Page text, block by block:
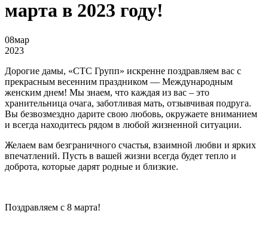
марта в 2023 году!
08мар
2023
Дорогие дамы, «СТС Групп» искренне поздравляем вас с
прекрасным весенним праздником — Международным
женским днем! Мы знаем, что каждая из вас – это
хранительница очага, заботливая мать, отзывчивая подруга.
Вы безвозмездно дарите свою любовь, окружаете вниманием
и всегда находитесь рядом в любой жизненной ситуации.
Желаем вам безграничного счастья, взаимной любви и ярких
впечатлений. Пусть в вашей жизни всегда будет тепло и
доброта, которые дарят родные и близкие.
Поздравляем с 8 марта!